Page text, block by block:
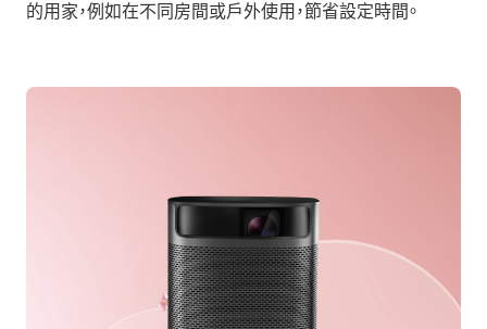
的用家，例如在不同房間或戶外使用，節省設定時間。